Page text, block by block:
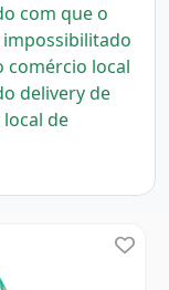
com que o
comércio local
delivery de
de